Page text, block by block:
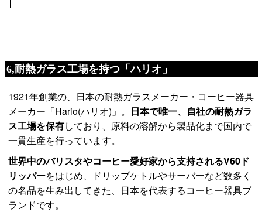
6,耐熱ガラス工場を持つ「ハリオ」
1921年創業の、日本の耐熱ガラスメーカー・コーヒー器具
メーカー「Hario(ハリオ)」。 日本で唯一、自社の耐熱ガラ
ス工場を保有しており、原料の溶解から製品化まで国内で
一貫生産を行っています。
世界中のバリスタやコーヒー愛好家から支持されるV60ド
リッパーをはじめ、ドリップケトルやサーバーなど数多く
の名品を生み出してきた、日本を代表するコーヒー器具ブ
ランドです。